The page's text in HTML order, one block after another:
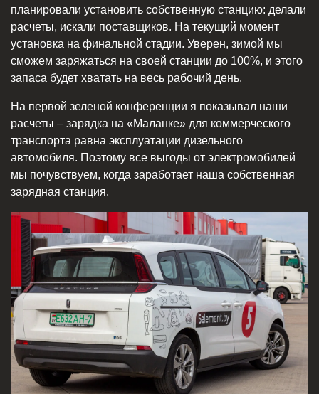
планировали установить собственную станцию: делали
расчеты, искали поставщиков. На текущий момент
установка на финальной стадии. Уверен, зимой мы
сможем заряжаться на своей станции до 100%, и этого
запаса будет хватать на весь рабочий день.
На первой зеленой конференции я показывал наши
расчеты – зарядка на «Маланке» для коммерческого
транспорта равна эксплуатации дизельного
автомобиля. Поэтому все выгоды от электромобилей
мы почувствуем, когда заработает наша собственная
зарядная станция.